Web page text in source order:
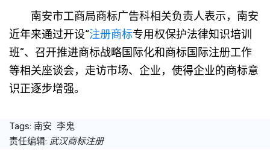
南安市工商局商标广告科相关负责人表示，南安
近年来通过开设“注册商标专用权保护法律知识培训
班”、召开推进商标战略国际化和商标国际注册工作
等相关座谈会，走访市场、企业，使得企业的商标意
识正逐步增强。
Tags: 南安 李鬼
责任编辑: 武汉商标注册